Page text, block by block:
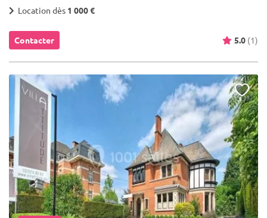
Location dès 1 000 €
Contacter 5.0 (1)